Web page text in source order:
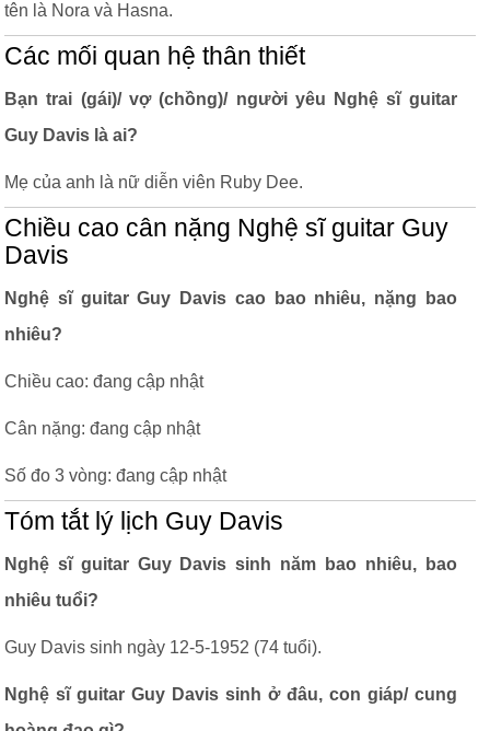
tên là Nora và Hasna.
Các mối quan hệ thân thiết
Bạn trai (gái)/ vợ (chồng)/ người yêu Nghệ sĩ guitar
Guy Davis là ai?
Mẹ của anh là nữ diễn viên Ruby Dee.
Chiều cao cân nặng Nghệ sĩ guitar Guy
Davis
Nghệ sĩ guitar Guy Davis cao bao nhiêu, nặng bao
nhiêu?
Chiều cao: đang cập nhật
Cân nặng: đang cập nhật
Số đo 3 vòng: đang cập nhật
Tóm tắt lý lịch Guy Davis
Nghệ sĩ guitar Guy Davis sinh năm bao nhiêu, bao
nhiêu tuổi?
Guy Davis sinh ngày 12-5-1952 (74 tuổi).
Nghệ sĩ guitar Guy Davis sinh ở đâu, con giáp/ cung